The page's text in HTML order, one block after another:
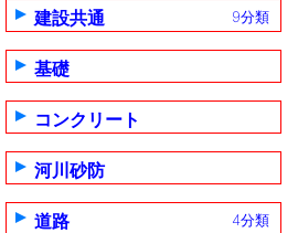
建設共通 9分類
基礎
コンクリート
河川砂防
道路 4分類